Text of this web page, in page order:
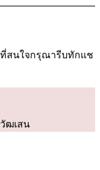
สนใจกรุณารีบทักแช
ฒเสน